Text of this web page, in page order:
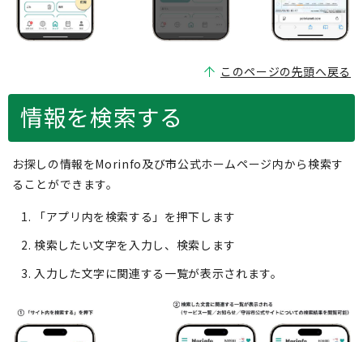
このページの先頭へ戻る
情報を検索する
お探しの情報をMorinfo及び市公式ホームページ内から検索す
ることができます。
「アプリ内を検索する」を押下します
検索したい文字を入力し、検索します
入力した文字に関連する一覧が表示されます。